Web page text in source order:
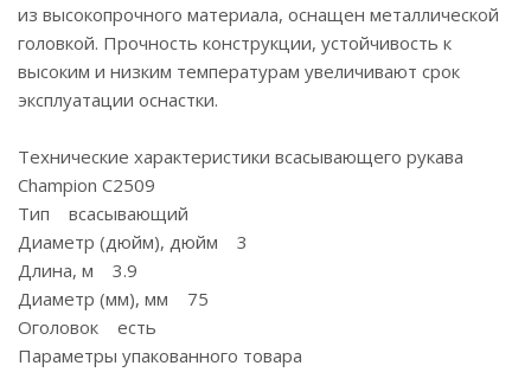
из высокопрочного материала, оснащен металлической
головкой. Прочность конструкции, устойчивость к
высоким и низким температурам увеличивают срок
эксплуатации оснастки.
Технические характеристики всасывающего рукава
Champion C2509
Тип всасывающий
Диаметр (дюйм), дюйм 3
Длина, м 3.9
Диаметр (мм), мм 75
Оголовок есть
Параметры упакованного товара